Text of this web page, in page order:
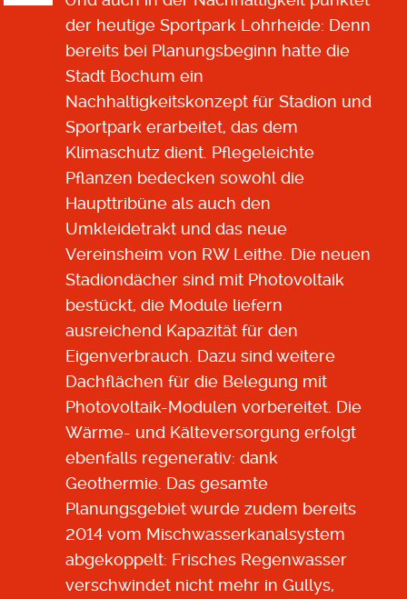
der heutige Sportpark Lohrheide: Denn
bereits bei Planungsbeginn hatte die
Stadt Bochum ein
Nachhaltigkeitskonzept für Stadion und
Sportpark erarbeitet, das dem
Klimaschutz dient. Pflegeleichte
Pflanzen bedecken sowohl die
Haupttribüne als auch den
Umkleidetrakt und das neue
Vereinsheim von RW Leithe. Die neuen
Stadiondächer sind mit Photovoltaik
bestückt, die Module liefern
ausreichend Kapazität für den
Eigenverbrauch. Dazu sind weitere
Dachflächen für die Belegung mit
Photovoltaik-Modulen vorbereitet. Die
Wärme- und Kälteversorgung erfolgt
ebenfalls regenerativ: dank
Geothermie. Das gesamte
Planungsgebiet wurde zudem bereits
2014 vom Mischwasserkanalsystem
abgekoppelt: Frisches Regenwasser
verschwindet nicht mehr in Gullys,